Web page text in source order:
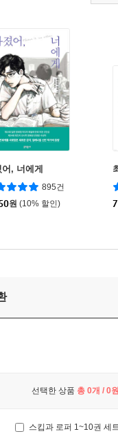
, 너에게
895건
원 (10% 할인)
선택한 상품 총 0개 / 0원
스킵과 로퍼 1~10권 세